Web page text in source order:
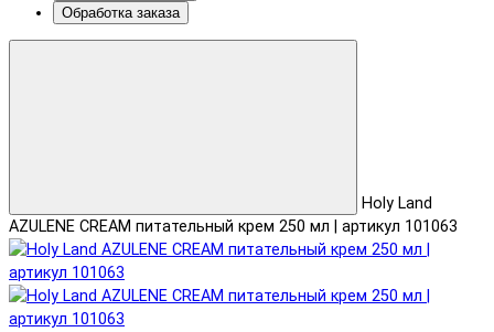
Обработка заказа
Holy Land
AZULENE CREAM питательный крем 250 мл | артикул 101063